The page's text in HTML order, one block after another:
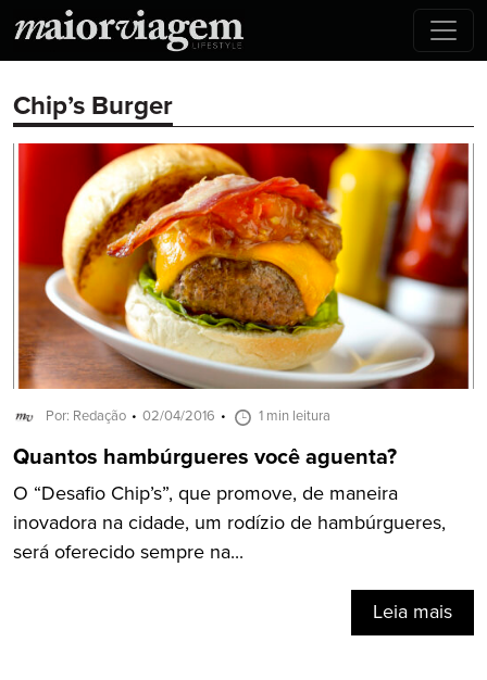
Chip’s Burger
Por: Redação 02/04/2016 1 min leitura
Quantos hambúrgueres você aguenta?
O “Desafio Chip’s”, que promove, de maneira
inovadora na cidade, um rodízio de hambúrgueres,
será oferecido sempre na...
Leia mais